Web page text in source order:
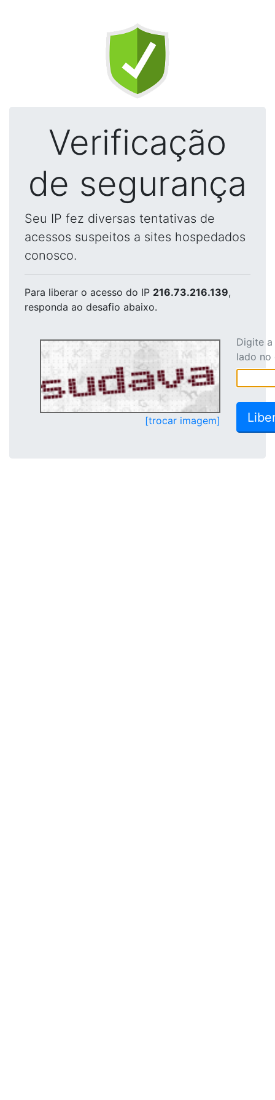
Verificação
de segurança
Seu IP fez diversas tentativas de
acessos suspeitos a sites hospedados
conosco.
Para liberar o acesso do IP 216.73.216.139,
responda ao desafio abaixo.
[trocar imagem]
Digite
lado no